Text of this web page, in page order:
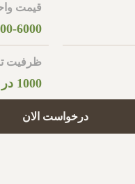
قیمت
6000
ظرفیت
1000 در ماه
درخواست الان